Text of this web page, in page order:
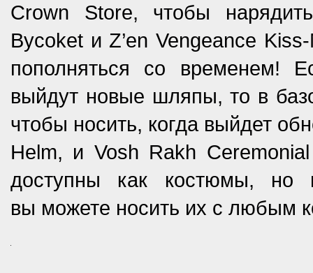
Crown Store, чтобы
Bycoket и Z’en Vengeance
пополняться со временем!
выйдут новые шляпы, то в
чтобы носить, когда выйдет
Helm, и Vosh Rakh
доступны как костюмы, но
вы можете носить их с любым